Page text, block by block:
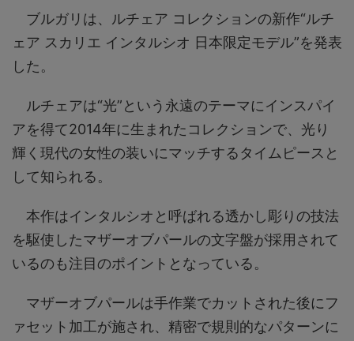
ブルガリは、ルチェア コレクションの新作“ルチ
ェア スカリエ インタルシオ 日本限定モデル”を発表
した。
ルチェアは“光”という永遠のテーマにインスパイ
アを得て2014年に生まれたコレクションで、光り
輝く現代の女性の装いにマッチするタイムピースと
して知られる。
本作はインタルシオと呼ばれる透かし彫りの技法
を駆使したマザーオブパールの文字盤が採用されて
いるのも注目のポイントとなっている。
マザーオブパールは手作業でカットされた後にフ
ァセット加工が施され、精密で規則的なパターンに